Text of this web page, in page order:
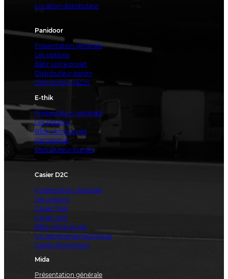
Location distributeur
Panidoor
Présentation générale
Les options
Bâtir votre projet
Distributeur panini
Distributeur tacos
E-thik
Présentation générale
Les options
Bâtir votre projet
Partenariat
Distributeur burger
Casier D2C
Présentation générale
Les options
Casier frais
Casier secs
Bâtir votre projet
Un partenariat historique
Casier alimentaire
Mida
Présentation générale